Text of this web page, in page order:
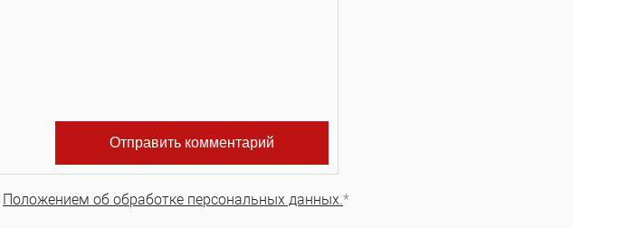
Положением об обработке персональных данных.*